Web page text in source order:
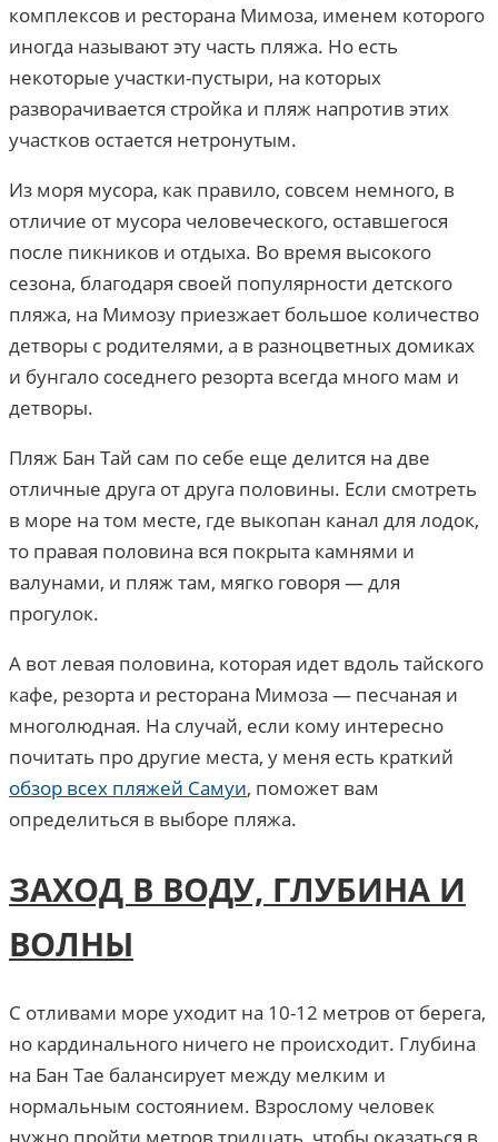
комплексов и ресторана Мимоза, именем которого
иногда называют эту часть пляжа. Но есть
некоторые участки-пустыри, на которых
разворачивается стройка и пляж напротив этих
участков остается нетронутым.
Из моря мусора, как правило, совсем немного, в
отличие от мусора человеческого, оставшегося
после пикников и отдыха. Во время высокого
сезона, благодаря своей популярности детского
пляжа, на Мимозу приезжает большое количество
детворы с родителями, а в разноцветных домиках
и бунгало соседнего резорта всегда много мам и
детворы.
Пляж Бан Тай сам по себе еще делится на две
отличные друга от друга половины. Если смотреть
в море на том месте, где выкопан канал для лодок,
то правая половина вся покрыта камнями и
валунами, и пляж там, мягко говоря — для
прогулок.
А вот левая половина, которая идет вдоль тайского
кафе, резорта и ресторана Мимоза — песчаная и
многолюдная. На случай, если кому интересно
почитать про другие места, у меня есть краткий
обзор всех пляжей Самуи, поможет вам
определиться в выборе пляжа.
ЗАХОД В ВОДУ, ГЛУБИНА И
ВОЛНЫ
С отливами море уходит на 10-12 метров от берега,
но кардинального ничего не происходит. Глубина
на Бан Тае балансирует между мелким и
нормальным состоянием. Взрослому человек